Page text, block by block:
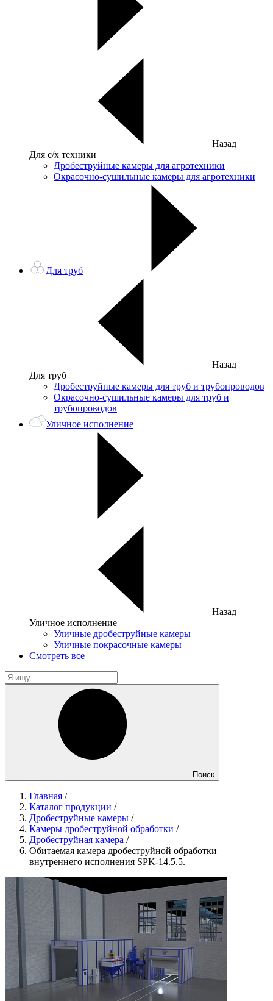
Назад
Для с/х техники
Дробеструйные камеры для агротехники
Окрасочно-сушильные камеры для агротехники
Для труб
Назад
Для труб
Дробеструйные камеры для труб и трубопроводов
Окрасочно-сушильные камеры для труб и
трубопроводов
Уличное исполнение
Назад
Уличное исполнение
Уличные дробеструйные камеры
Уличные покрасочные камеры
Смотреть все
Поиск
Главная /
Каталог продукции /
Дробеструйные камеры /
Камеры дробеструйной обработки /
Дробеструйная камера /
Обитаемая камера дробеструйной обработки
внутреннего исполнения SPK-14.5.5.